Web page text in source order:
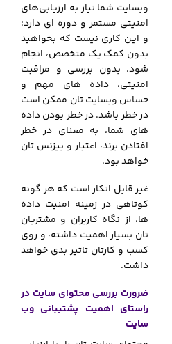
وبسایت شما نیاز به ارزیابی‌های
امنیتی مستمر و دوره ای دارد؛
و این کاری نیست که بخواهید
بدون کمک یک متخصص، انجام
شود. بدون بررسی و مراقبت
امنیتی، داده های مهم و
حساس وبسایت تان ممکن است
در خطر باشد. در خطر بودن داده
های شما، به معنای در خطر
افتادن برند، اعتبار و بیزنس تان
خواهد بود.
غیر قابل انکار است که هر گونه
کوتاهی در زمینه امنیت داده
ها، از نگاه کاربران و مشتریان
تان بسیار اهمیت داشته، و روی
کسب ‌و کارتان تاثیر بدی خواهد
داشت.
ضرورت بررسی محتوای سایت در
راستای اهمیت پشتیبانی وب
سایت